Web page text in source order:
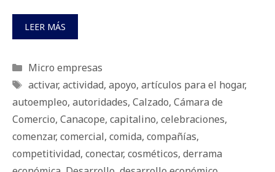
LEER MÁS
Categorías
Micro empresas
Etiquetas
activar, actividad, apoyo, artículos para el hogar,
autoempleo, autoridades, Calzado, Cámara de
Comercio, Canacope, capitalino, celebraciones,
comenzar, comercial, comida, compañías,
competitividad, conectar, cosméticos, derrama